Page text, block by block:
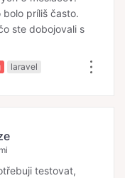
príliš často.
ste dobojovali s
laravel
testovat,